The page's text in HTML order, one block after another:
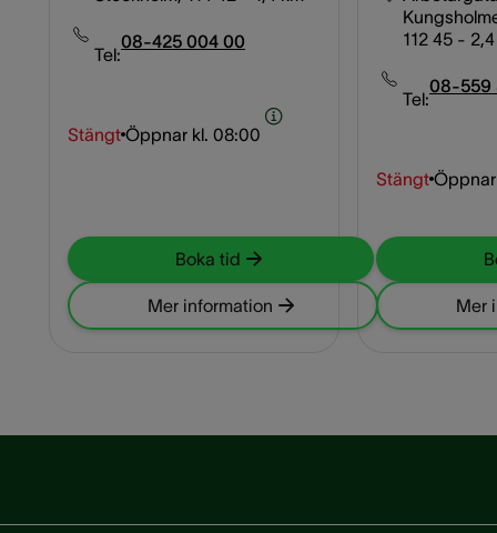
Tel:
08-425 004 00
Stängt Öppnar kl. 08:00
Boka tid
Mer information
112 45 -
Tel:
08-559
Stängt
Mer